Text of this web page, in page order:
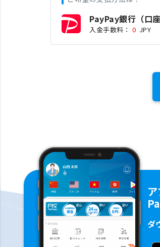
PayPay銀行（口座
入金手数料： 0 JPY
ダ